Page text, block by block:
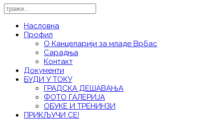
Насловна
Профил
О Канцеларији за младе Врбас
Сарадња
Контакт
Документи
БУДИ У ТОКУ
ГРАДСКА ДЕШАВАЊА
ФОТО ГАЛЕРИЈА
ОБУКЕ И ТРЕНИНЗИ
ПРИКЉУЧИ СЕ!